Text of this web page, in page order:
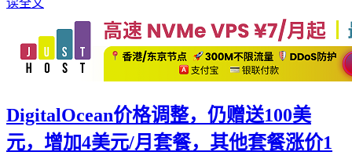
DigitalOcean价格调整，仍赠送100美
元，增加4美元/月套餐，其他套餐涨价1